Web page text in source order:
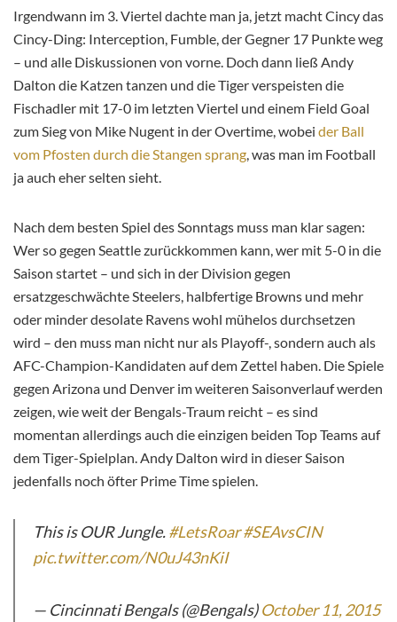
Irgendwann im 3. Viertel dachte man ja, jetzt macht Cincy das
Cincy-Ding: Interception, Fumble, der Gegner 17 Punkte weg
– und alle Diskussionen von vorne. Doch dann ließ Andy
Dalton die Katzen tanzen und die Tiger verspeisten die
Fischadler mit 17-0 im letzten Viertel und einem Field Goal
zum Sieg von Mike Nugent in der Overtime, wobei der Ball
vom Pfosten durch die Stangen sprang, was man im Football
ja auch eher selten sieht.
Nach dem besten Spiel des Sonntags muss man klar sagen:
Wer so gegen Seattle zurückkommen kann, wer mit 5-0 in die
Saison startet – und sich in der Division gegen
ersatzgeschwächte Steelers, halbfertige Browns und mehr
oder minder desolate Ravens wohl mühelos durchsetzen
wird – den muss man nicht nur als Playoff-, sondern auch als
AFC-Champion-Kandidaten auf dem Zettel haben. Die Spiele
gegen Arizona und Denver im weiteren Saisonverlauf werden
zeigen, wie weit der Bengals-Traum reicht – es sind
momentan allerdings auch die einzigen beiden Top Teams auf
dem Tiger-Spielplan. Andy Dalton wird in dieser Saison
jedenfalls noch öfter Prime Time spielen.
This is OUR Jungle.#LetsRoar#SEAvsCIN
pic.twitter.com/N0uJ43nKiI
— Cincinnati Bengals (@Bengals)October 11, 2015